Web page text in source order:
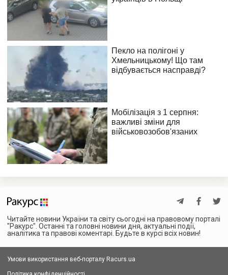
Читайте новини України та світу сьогодні на правовому порталі
"Ракурс". Останні та головні новини дня, актуальні події,
аналітика та правові коментарі. Будьте в курсі всіх новин!
Умови використання веб-порталу Racurs.ua